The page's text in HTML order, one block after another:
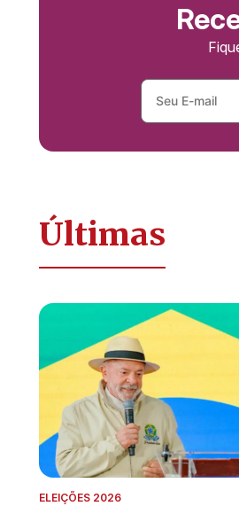
Últimas
ELEIÇÕES 2026